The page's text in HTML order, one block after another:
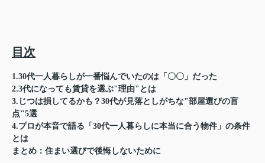
目次
1.30代一人暮らしが一番悩んでいたのは「〇〇」だった
2.3代になっても賃貸を選ぶ"理由"とは
3.じつは損してるかも？30代が見落としがちな"部屋選びの盲
点"5選
4.プロが本音で語る「30代一人暮らしに本当に合う物件」の条件
とは
まとめ：住まい選びで後悔しないために